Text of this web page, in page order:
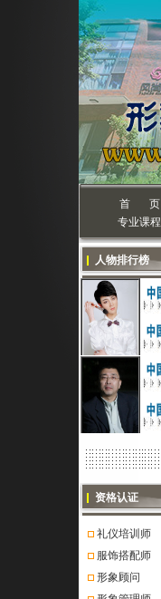
首 页
专业课程
人物排行榜
资格认证
礼仪培训师
服饰搭配师
形象顾问